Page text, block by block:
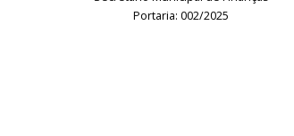
Portaria: 002/2025